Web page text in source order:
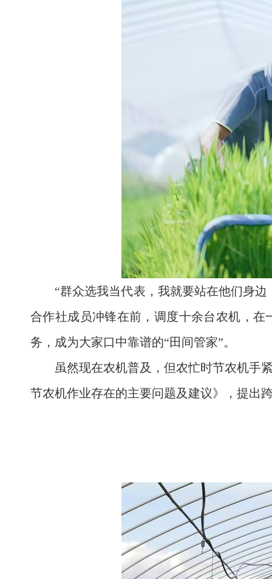
“群众选我当代表，我就要站在他们身
合作社成员冲锋在前，调度十余台农机，
务，成为大家口中靠谱的“田间管家”。
虽然现在农机普及，但农忙时节农机手
节农机作业存在的主要问题及建议》，提出